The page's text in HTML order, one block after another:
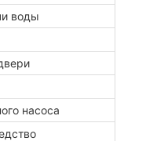
воды
насоса